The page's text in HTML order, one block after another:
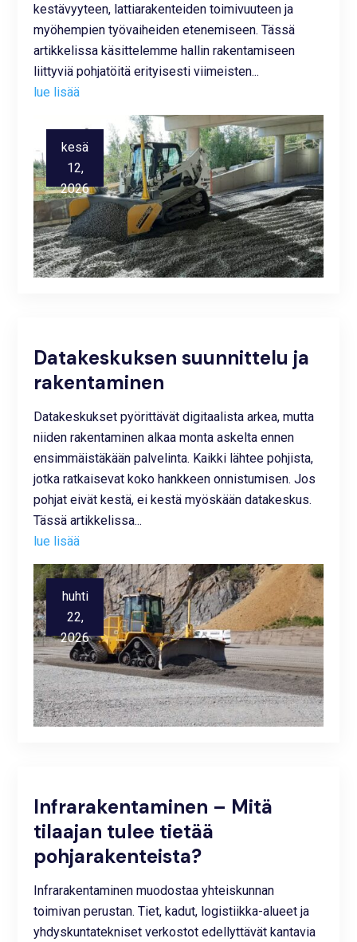
kesä
12,
2026
kestävyyteen, lattiarakenteiden toimivuuteen ja
myöhempien työvaiheiden etenemiseen. Tässä
artikkelissa käsittelemme hallin rakentamiseen
liittyviä pohjatöitä erityisesti viimeisten...
lue lisää
huhti
22,
2026
Datakeskuksen suunnittelu ja
rakentaminen
Datakeskukset pyörittävät digitaalista arkea, mutta
niiden rakentaminen alkaa monta askelta ennen
ensimmäistäkään palvelinta. Kaikki lähtee pohjista,
jotka ratkaisevat koko hankkeen onnistumisen. Jos
pohjat eivät kestä, ei kestä myöskään datakeskus.
Tässä artikkelissa...
lue lisää
Infrarakentaminen – Mitä
tilaajan tulee tietää
pohjarakenteista?
Infrarakentaminen muodostaa yhteiskunnan
toimivan perustan. Tiet, kadut, logistiikka-alueet ja
yhdyskuntatekniset verkostot edellyttävät kantavia